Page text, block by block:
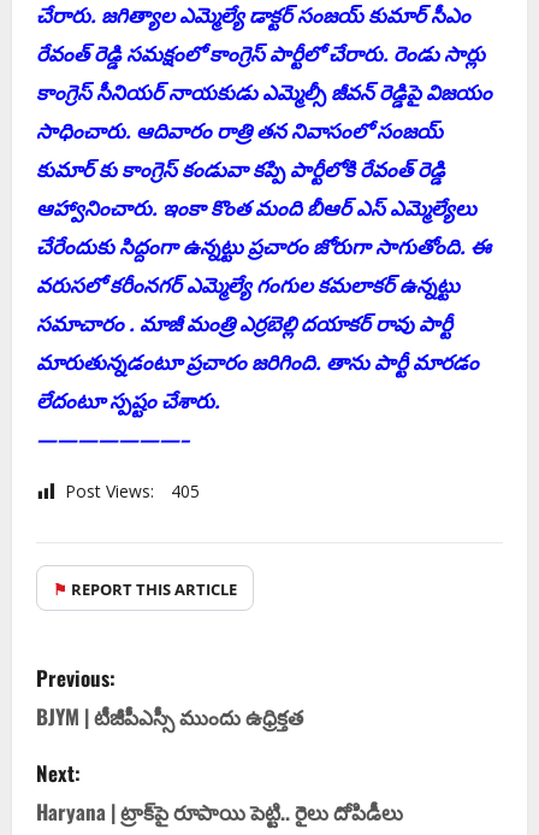
చేరారు. జ‌గిత్యాల ఎమ్మెల్యే డాక్ట‌ర్ సంజ‌య్ కుమార్ సీఎం
రేవంత్ రెడ్డి స‌మ‌క్షంలో కాంగ్రెస్ పార్టీలో చేరారు. రెండు సార్లు
కాంగ్రెస్ సీనియ‌ర్ నాయ‌కుడు ఎమ్మెల్సీ జీవ‌న్ రెడ్డిపై విజ‌యం
సాధించారు. ఆదివారం రాత్రి త‌న నివాసంలో సంజ‌య్
కుమార్ కు కాంగ్రెస్ కండువా కప్పి పార్టీలోకి రేవంత్ రెడ్డి
ఆహ్వానించారు. ఇంకా కొంత మంది బీఆర్ ఎస్ ఎమ్మెల్యేలు
చేరేందుకు సిద్దంగా ఉన్న‌ట్టు ప్ర‌చారం జోరుగా సాగుతోంది. ఈ
వ‌రుస‌లో క‌రీంన‌గ‌ర్ ఎమ్మెల్యే గంగుల క‌మ‌లాక‌ర్ ఉన్న‌ట్టు
స‌మాచారం . మాజీ మంత్రి ఎర్ర‌బెల్లి ద‌యాక‌ర్ రావు పార్టీ
మారుతున్న‌డంటూ ప్ర‌చారం జ‌రిగింది. తాను పార్టీ మార‌డం
లేదంటూ స్ప‌ష్టం చేశారు.
———————–
Post Views: 405
⚑ REPORT THIS ARTICLE
Previous:
BJYM | టీజీపీఎస్సీ ముందు ఉధ్రిక్త‌త
Next:
Haryana | ట్రాక్‌పై రూపాయి పెట్టి.. రైలు దోపిడీలు